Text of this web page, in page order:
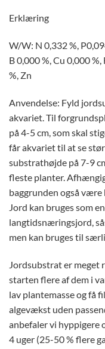
Erklæring
W/W: N 0,332 %,
B 0,000 %, Cu 0,000
%, Zn
Anvendelse: Fyld
akvariet. Til
på 4-5 cm, som skal
får akvariet til at se
substrathøjde på 7-9
fleste planter.
baggrunden også
Jord kan bruges som
langtidsnæringsjord,
men kan bruges til
Jordsubstrat er
starten flere af dem i
lav plantemasse og få
algevækst uden
anbefaler vi hyppigere
4 uger (25-50 % flere